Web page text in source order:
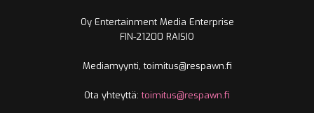
Oy Entertainment Media Enterprise
FIN-21200 RAISIO
Mediamyynti, toimitus@respawn.fi
Ota yhteyttä:toimitus@respawn.fi